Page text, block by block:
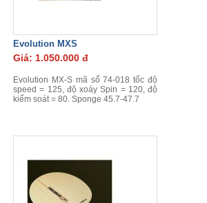
Evolution MXS
Giá: 1.050.000 đ
Evolution MX-S mã số 74-018 tốc độ
speed = 125, độ xoáy Spin = 120, độ
kiểm soát = 80. Sponge 45.7-47.7